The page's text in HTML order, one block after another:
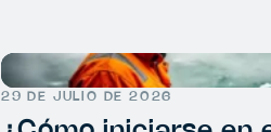
29 DE JULIO DE 2026